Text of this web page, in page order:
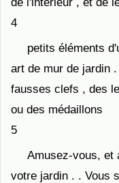
4
petits éléments
art de mur de jardin
fausses clefs , des
ou des médaillons
5
Amusez-vous, et
votre jardin . . Vous